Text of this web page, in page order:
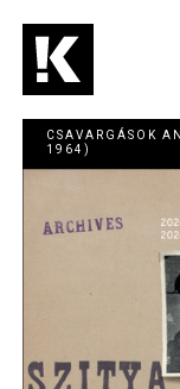
tartalomra
CSAVARGÁSOK
1964)